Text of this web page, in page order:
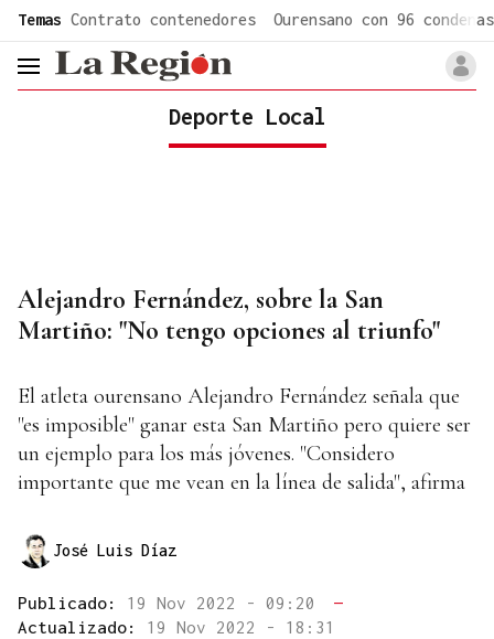
Temas Contrato contenedores Ourensano con 96 condenas
header.menu.open
Deporte Local
Alejandro Fernández, sobre la San
Martiño: "No tengo opciones al triunfo"
El atleta ourensano Alejandro Fernández señala que
"es imposible" ganar esta San Martiño pero quiere ser
un ejemplo para los más jóvenes. "Considero
importante que me vean en la línea de salida", afirma
José Luis Díaz
Publicado: 19 Nov 2022 - 09:20
—
Actualizado: 19 Nov 2022 - 18:31